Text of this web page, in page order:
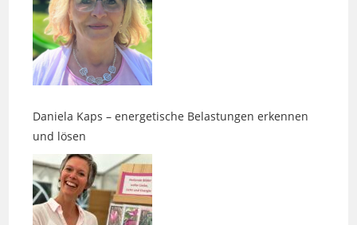
Daniela Kaps – energetische Belastungen erkennen